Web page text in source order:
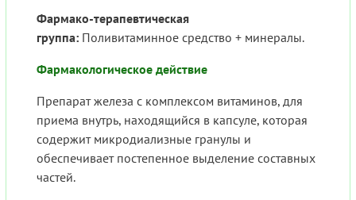
Фармако-терапевтическая
группа: Поливитаминное средство + минералы.
Фармакологическое действие
Препарат железа с комплексом витаминов, для
приема внутрь, находящийся в капсуле, которая
содержит микродиализные гранулы и
обеспечивает постепенное выделение составных
частей.